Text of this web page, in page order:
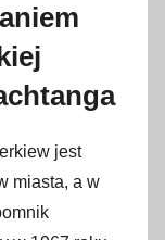
jest
miasta, a w